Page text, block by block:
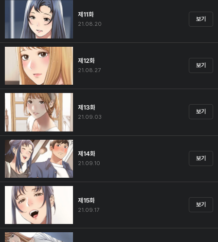
제11화
21.08.20
보기
제12화
21.08.27
보기
제13화
21.09.03
보기
제14화
21.09.10
보기
제15화
21.09.17
보기